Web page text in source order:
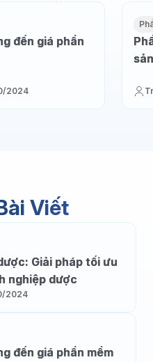
đến giá phần
2024
Viết
Giải pháp tối ưu
nghiệp dược
2024
đến giá phần mềm